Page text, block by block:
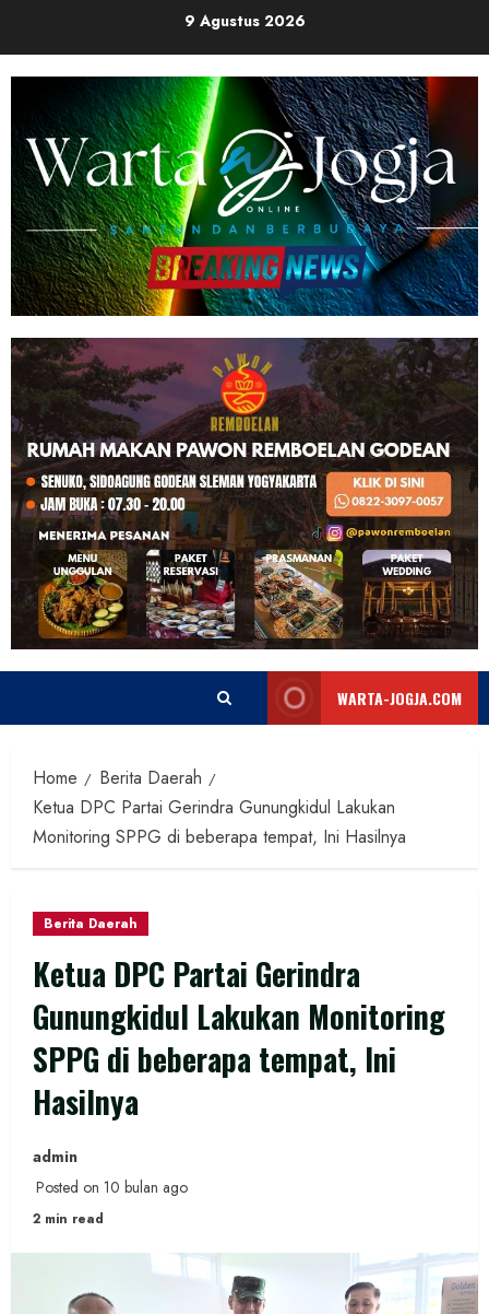
content
9 Agustus 2026
WARTA-JOGJA.COM
Home
Berita Daerah
Ketua DPC Partai Gerindra Gunungkidul Lakukan
Monitoring SPPG di beberapa tempat, Ini Hasilnya
Berita Daerah
Ketua DPC Partai Gerindra
Gunungkidul Lakukan Monitoring
SPPG di beberapa tempat, Ini
Hasilnya
admin
Posted on 10 bulan ago
2 min read